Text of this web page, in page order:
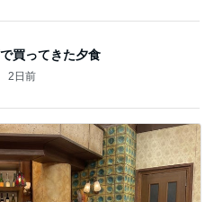
買ってきた夕食
2日前